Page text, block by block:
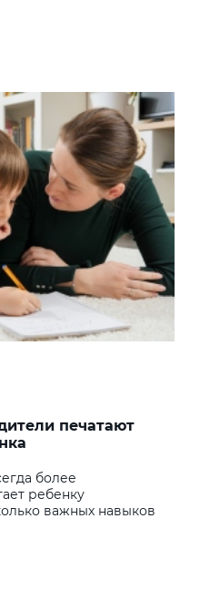
печатают
более
ребенку
важных навыков